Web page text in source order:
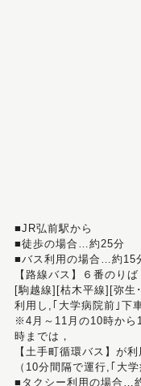
■JR弘前駅から
■徒歩の場合…約25分
■バス利用の場合…約15
【路線バス】６番のりば
[駒越線][枯木平線][弥生
利用し,｢大学病院前｣下
※4月～11月の10時から
時までは，
【土手町循環バス】が利
（10分間隔で運行,｢大学
■タクシー利用の場合…